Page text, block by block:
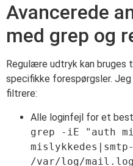
Avancerede
med grep og
Regulære udtryk kan bruges
specifikke forespørgsler.
filtrere:
Alle loginfejl for et
grep -iE "auth
/var/log/mail.log